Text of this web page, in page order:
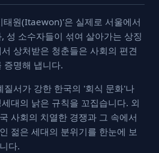
태원(Itaewon)'은 실제로 서울에서
성 소수자들이 섞여 살아가는 상징
상처받은 청춘들은 사회의 편견
증명해 냅니다.
질서가 강한 한국의 '회식 문화'나
대의 낡은 규칙을 꼬집습니다. 외
사회의 치열한 경쟁과 그 속에서
젊은 세대의 분위기를 한눈에 보
다.